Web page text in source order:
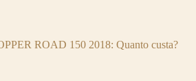
ROAD 150 2018: Quanto custa?